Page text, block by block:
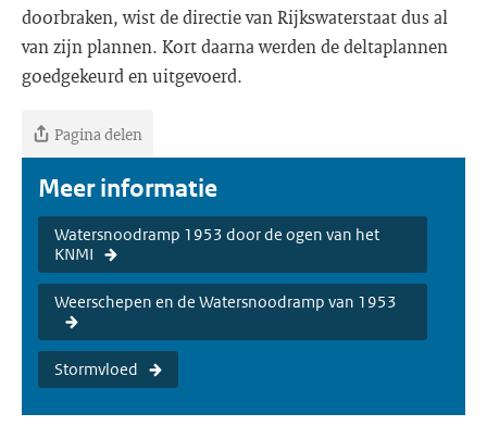
doorbraken, wist de directie van Rijkswaterstaat dus al
van zijn plannen. Kort daarna werden de deltaplannen
goedgekeurd en uitgevoerd.
Pagina delen
Meer informatie
Watersnoodramp 1953 door de ogen van het
KNMI
Weerschepen en de Watersnoodramp van 1953
Stormvloed